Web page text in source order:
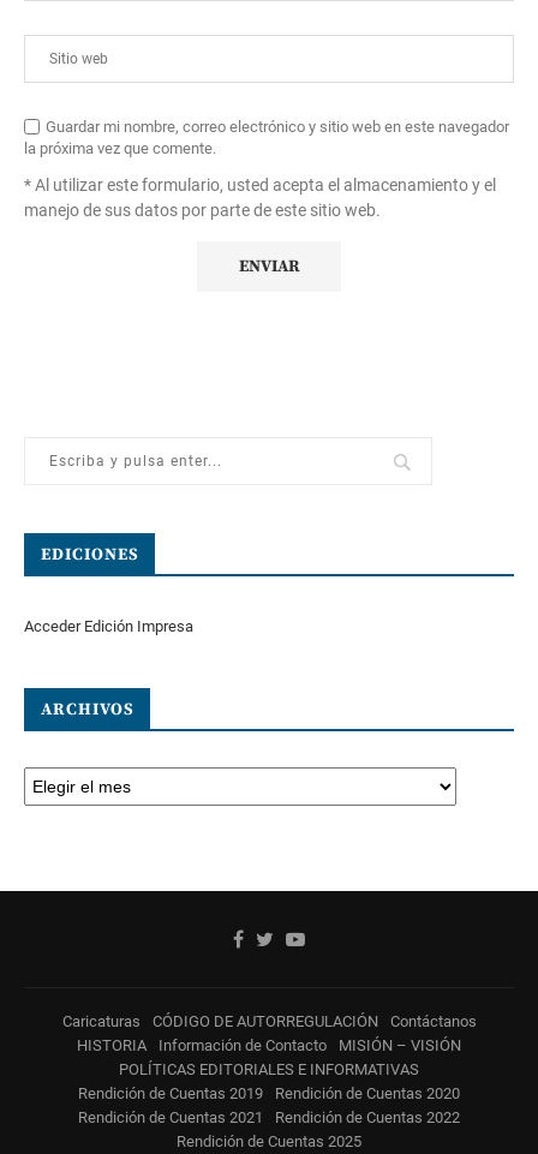
Guardar mi nombre, correo electrónico y sitio web en este navegador
la próxima vez que comente.
* Al utilizar este formulario, usted acepta el almacenamiento y el
manejo de sus datos por parte de este sitio web.
EDICIONES
Acceder Edición Impresa
ARCHIVOS
Caricaturas CÓDIGO DE AUTORREGULACIÓN
Contáctanos
HISTORIA
Información de Contacto
MISIÓN – VISIÓN
POLÍTICAS EDITORIALES E INFORMATIVAS
Rendición de Cuentas 2019
Rendición de Cuentas 2020
Rendición de Cuentas 2021
Rendición de Cuentas 2022
Rendición de Cuentas 2025